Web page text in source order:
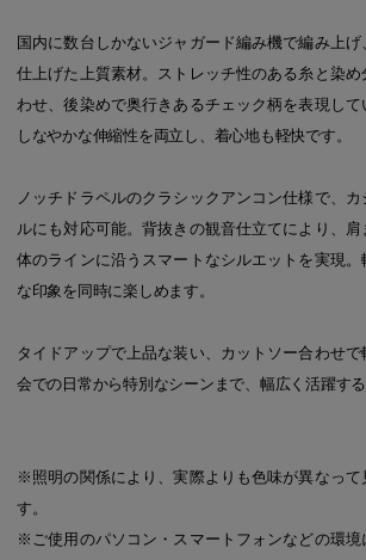
国内に数台しかないジャガード編み機で編み上
仕上げた上質素材。ストレッチ性のある糸と染
わせ、後染めで奥行きあるチェック柄を表現して
しなやかな伸縮性を両立し、着心地も軽快です。
ノッチドラペルのクラシックアンコン仕様で、
ルにも対応可能。背抜きの観音仕立てにより、
体のラインに沿うスマートなシルエットを実現
な印象を同時に楽しめます。
タイドアップで上品な装い、カットソー合わせ
会での日常から特別なシーンまで、幅広く活躍する
※照明の関係により、実際よりも色味が異なって
す。
※ご使用のパソコン・スマートフォンなどの環境